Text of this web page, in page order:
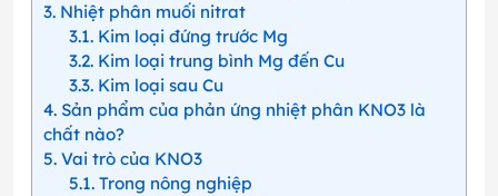
3 Nhiệt phân muối nitrat
3.1Kim loại đứng trước Mg
3.2Kim loại trung bình Mg đến Cu
3.3Kim loại sau Cu
4 Sản phẩm của phản ứng nhiệt phân KNO3 là
chất nào?
5 Vai trò của KNO3
5.1Trong nông nghiệp